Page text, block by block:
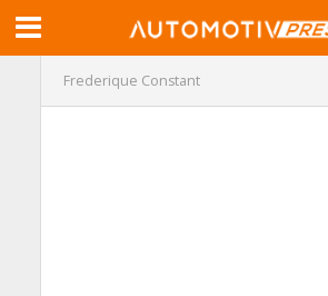
Frederique Constant